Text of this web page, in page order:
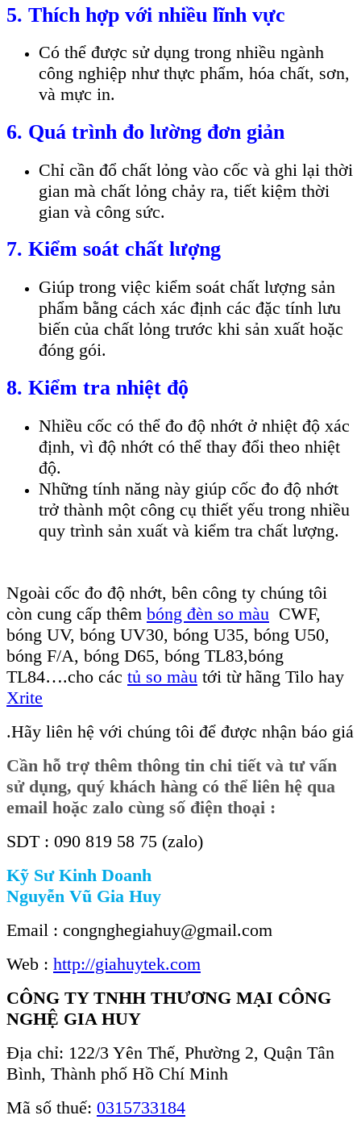
5. Thích hợp với nhiều lĩnh vực
Có thể được sử dụng trong nhiều ngành
công nghiệp như thực phẩm, hóa chất, sơn,
và mực in.
6. Quá trình đo lường đơn giản
Chỉ cần đổ chất lỏng vào cốc và ghi lại thời
gian mà chất lỏng chảy ra, tiết kiệm thời
gian và công sức.
7. Kiểm soát chất lượng
Giúp trong việc kiểm soát chất lượng sản
phẩm bằng cách xác định các đặc tính lưu
biến của chất lỏng trước khi sản xuất hoặc
đóng gói.
8. Kiểm tra nhiệt độ
Nhiều cốc có thể đo độ nhớt ở nhiệt độ xác
định, vì độ nhớt có thể thay đổi theo nhiệt
độ.
Những tính năng này giúp cốc đo độ nhớt
trở thành một công cụ thiết yếu trong nhiều
quy trình sản xuất và kiểm tra chất lượng.
Ngoài cốc đo độ nhớt, bên công ty chúng tôi
còn cung cấp thêm bóng đèn so màu CWF,
bóng UV, bóng UV30, bóng U35, bóng U50,
bóng F/A, bóng D65, bóng TL83,bóng
TL84….cho các tủ so màu tới từ hãng Tilo hay
Xrite
.Hãy liên hệ với chúng tôi để được nhận báo giá
Cần hỗ trợ thêm thông tin chi tiết và tư vấn
sử dụng, quý khách hàng có thể liên hệ qua
email hoặc zalo cùng số điện thoại :
SDT : 090 819 58 75 (zalo)
Kỹ Sư Kinh Doanh
Nguyễn Vũ Gia Huy
Email : congnghegiahuy@gmail.com
Web : http://giahuytek.com
CÔNG TY TNHH THƯƠNG MẠI CÔNG
NGHỆ GIA HUY
Địa chỉ: 122/3 Yên Thế, Phường 2, Quận Tân
Bình, Thành phố Hồ Chí Minh
Mã số thuế: 0315733184